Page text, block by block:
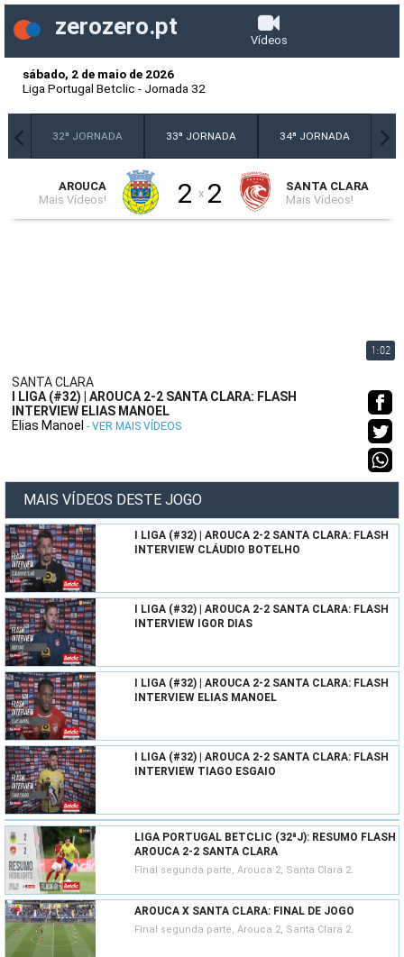
zerozero.pt
Vídeos
sábado, 2 de maio de 2026
Liga Portugal Betclic - Jornada 32
32ª JORNADA 33ª JORNADA 34ª JORNADA
AROUCA
Mais Vídeos!
2 x 2
SANTA CLARA
Mais Vídeos!
1:02
SANTA CLARA
I LIGA (#32) | AROUCA 2-2 SANTA CLARA: FLASH
INTERVIEW ELIAS MANOEL
Elias Manoel - VER MAIS VÍDEOS
MAIS VÍDEOS DESTE JOGO
I LIGA (#32) | AROUCA 2-2 SANTA CLARA: FLASH
INTERVIEW CLÁUDIO BOTELHO
I LIGA (#32) | AROUCA 2-2 SANTA CLARA: FLASH
INTERVIEW IGOR DIAS
I LIGA (#32) | AROUCA 2-2 SANTA CLARA: FLASH
INTERVIEW ELIAS MANOEL
I LIGA (#32) | AROUCA 2-2 SANTA CLARA: FLASH
INTERVIEW TIAGO ESGAIO
LIGA PORTUGAL BETCLIC (32ªJ): RESUMO FLASH
AROUCA 2-2 SANTA CLARA
Final segunda parte, Arouca 2, Santa Clara 2.
AROUCA X SANTA CLARA: FINAL DE JOGO
Final segunda parte, Arouca 2, Santa Clara 2.